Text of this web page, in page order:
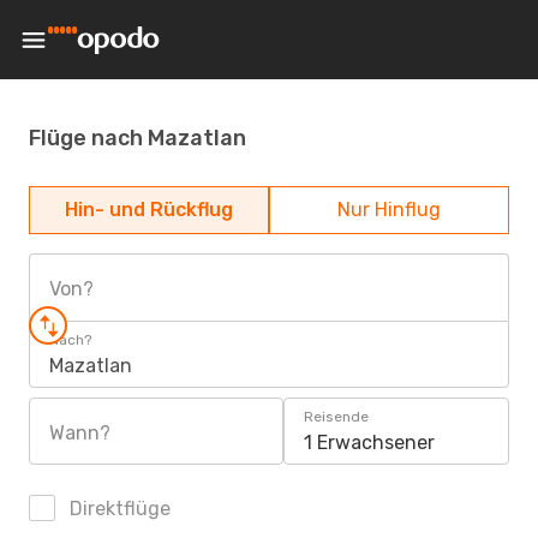
Flüge nach Mazatlan
Hin- und Rückflug Nur Hinflug
Von?
Nach?
Mazatlan
Wann?
Reisende
1 Erwachsener
Direktflüge